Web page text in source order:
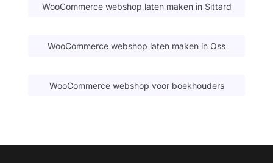
WooCommerce webshop laten maken in Sittard
WooCommerce webshop laten maken in Oss
WooCommerce webshop voor boekhouders